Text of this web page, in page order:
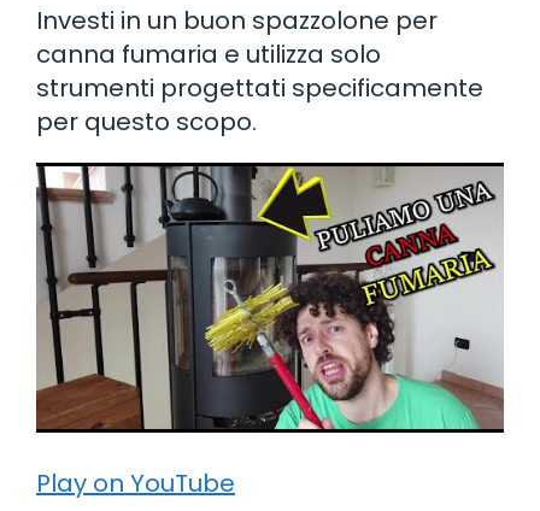
Investi in un buon spazzolone per
canna fumaria e utilizza solo
strumenti progettati specificamente
per questo scopo.
Play on YouTube